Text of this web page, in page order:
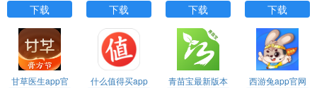
下载
下载
载官网版
下载 下载
载
下载
甘草医生app官
什么值得买app
青苗宝最新版本
西游兔app官网